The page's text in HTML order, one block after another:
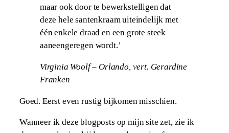
maar ook door te bewerkstelligen dat
deze hele santenkraam uiteindelijk met
één enkele draad en een grote steek
aaneengeregen wordt.’
Virginia Woolf – Orlando, vert. Gerardine
Franken
Goed. Eerst even rustig bijkomen misschien.
Wanneer ik deze blogposts op mijn site zet, zie ik